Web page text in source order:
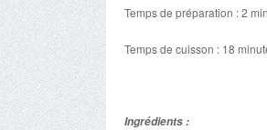
Temps de préparation : 2
Temps de cuisson : 18
Ingrédients :